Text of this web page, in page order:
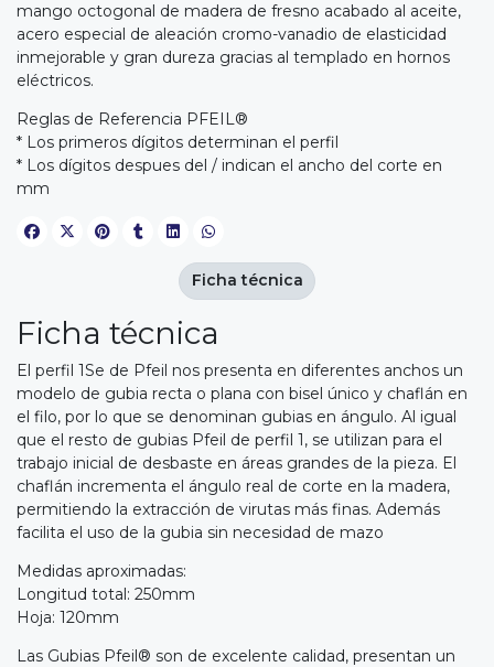
mango octogonal de madera de fresno acabado al aceite,
acero especial de aleación cromo-vanadio de elasticidad
inmejorable y gran dureza gracias al templado en hornos
eléctricos.
Reglas de Referencia PFEIL®
* Los primeros dígitos determinan el perfil
* Los dígitos despues del / indican el ancho del corte en
mm
Ficha técnica
El perfil 1Se de Pfeil nos presenta en diferentes anchos un
modelo de gubia recta o plana con bisel único y chaflán en
el filo, por lo que se denominan gubias en ángulo. Al igual
que el resto de gubias Pfeil de perfil 1, se utilizan para el
trabajo inicial de desbaste en áreas grandes de la pieza. El
chaflán incrementa el ángulo real de corte en la madera,
permitiendo la extracción de virutas más finas. Además
facilita el uso de la gubia sin necesidad de mazo
Medidas aproximadas:
Longitud total: 250mm
Hoja: 120mm
Las Gubias Pfeil® son de excelente calidad, presentan un
Ficha técnica